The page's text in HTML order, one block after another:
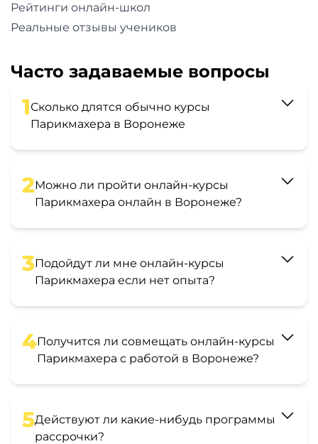
Рейтинги онлайн-школ
Реальные отзывы учеников
Часто задаваемые вопросы
1Сколько длятся обычно курсы
Парикмахера в Воронеже
2Можно ли пройти онлайн-курсы
Парикмахера онлайн в Воронеже?
3Подойдут ли мне онлайн-курсы
Парикмахера если нет опыта?
4Получится ли совмещать онлайн-курсы
Парикмахера с работой в Воронеже?
5Действуют ли какие-нибудь программы
рассрочки?